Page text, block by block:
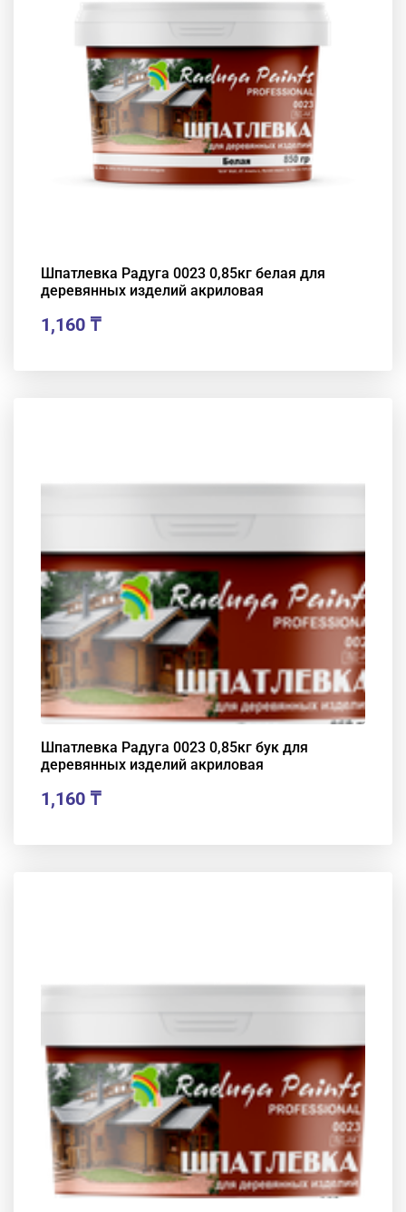
Шпатлевка Радуга 0023 0,85кг белая для
деревянных изделий акриловая
1,160 ₸
Шпатлевка Радуга 0023 0,85кг бук для
деревянных изделий акриловая
1,160 ₸